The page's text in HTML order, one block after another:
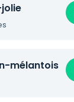
mélantois